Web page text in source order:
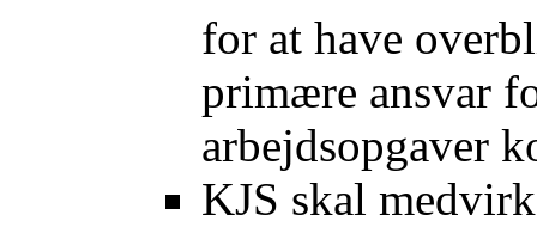
for at have
primære ansvar
arbejdsopgaver
KJS skal